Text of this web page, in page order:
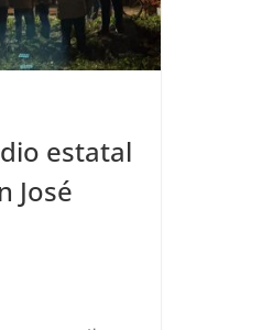
estatal
José